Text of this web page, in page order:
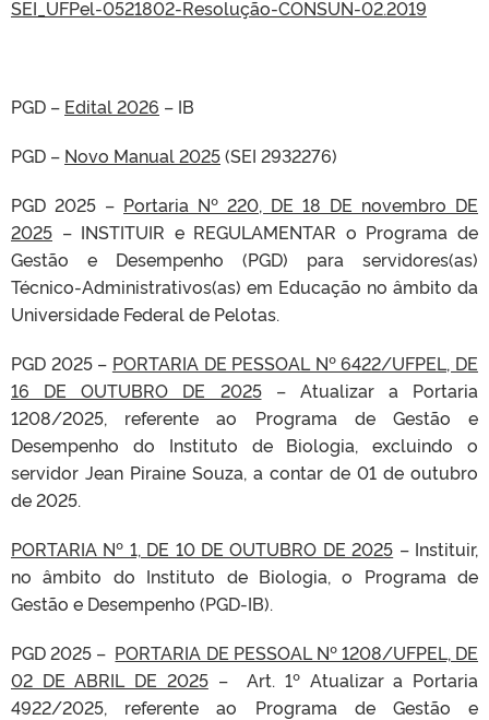
SEI_UFPel-0521802-Resolução-CONSUN-02.2019
PGD – Edital 2026 – IB
PGD – Novo Manual 2025(SEI 2932276)
PGD 2025 – Portaria Nº 220, DE 18 DE novembro DE
2025 – INSTITUIR e REGULAMENTAR o Programa de
Gestão e Desempenho (PGD) para servidores(as)
Técnico-Administrativos(as) em Educação no âmbito da
Universidade Federal de Pelotas.
PGD 2025 – PORTARIA DE PESSOAL Nº 6422/UFPEL, DE
16 DE OUTUBRO DE 2025– Atualizar a Portaria
1208/2025, referente ao Programa de Gestão e
Desempenho do Instituto de Biologia, excluindo o
servidor Jean Piraine Souza, a contar de 01 de outubro
de 2025.
PORTARIA Nº 1, DE 10 DE OUTUBRO DE 2025 – Instituir,
no âmbito do Instituto de Biologia, o Programa de
Gestão e Desempenho (PGD-IB).
PGD 2025 – PORTARIA DE PESSOAL Nº 1208/UFPEL, DE
02 DE ABRIL DE 2025– Art. 1º Atualizar a Portaria
4922/2025, referente ao Programa de Gestão e